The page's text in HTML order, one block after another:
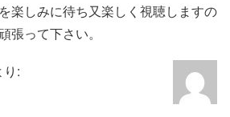
楽しみに待ち又楽しく視聴しますの
張って下さい。
り: